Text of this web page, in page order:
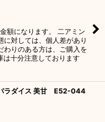
額になります。 二アミン
に対しては、個人差があり
わりのある方は、ご購入を
十分注意しております
パラダイス 美甘 E52-044